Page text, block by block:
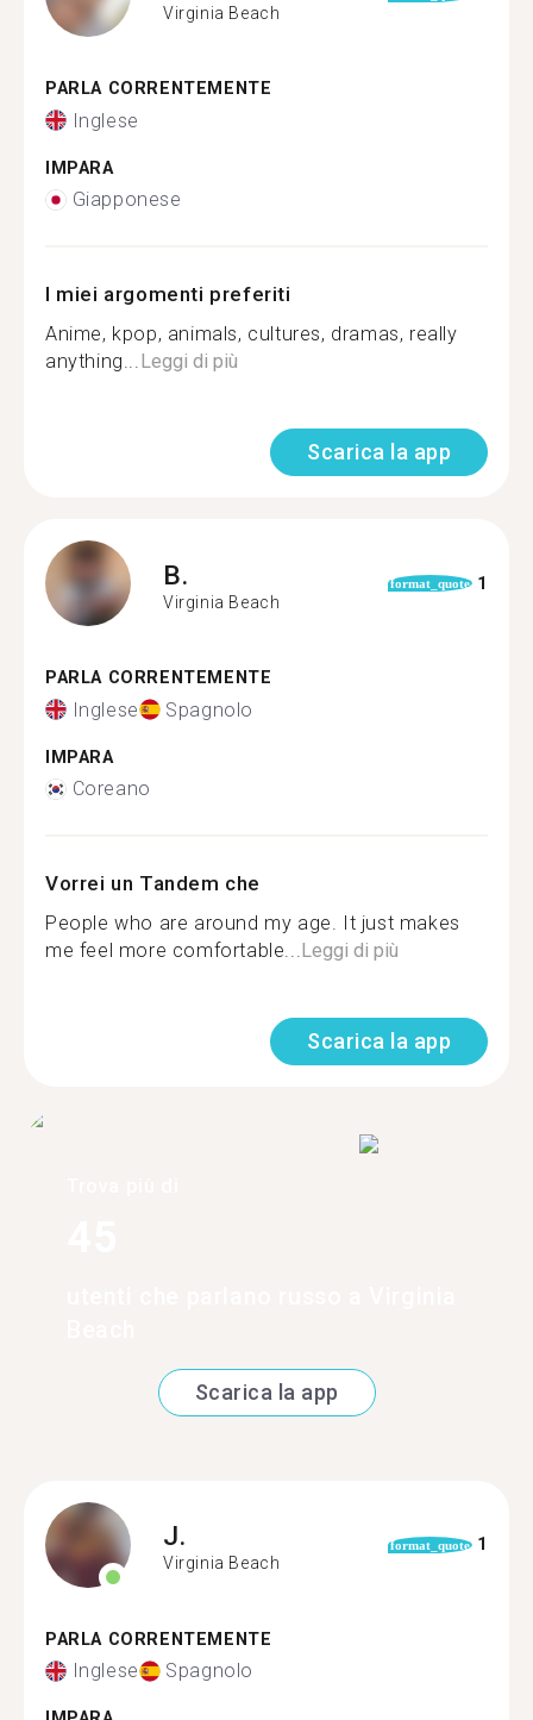
Virginia Beach
PARLA CORRENTEMENTE
Inglese
IMPARA
Giapponese
I miei argomenti preferiti
Anime, kpop, animals, cultures, dramas, really
anything...Leggi di più
Scarica la app
B.
Virginia Beach
format_quote 1
PARLA CORRENTEMENTE
Inglese Spagnolo
IMPARA
Coreano
Vorrei un Tandem che
People who are around my age. It just makes
me feel more comfortable...Leggi di più
Scarica la app
Scarica la app
J.
Virginia Beach
format_quote 1
PARLA CORRENTEMENTE
Inglese Spagnolo